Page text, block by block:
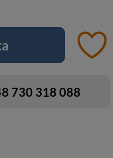
730 318 088